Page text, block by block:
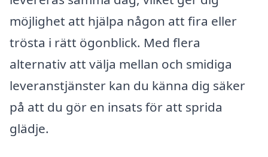
möjlighet att hjälpa någon att fira eller
trösta i rätt ögonblick. Med flera
alternativ att välja mellan och smidiga
leveranstjänster kan du känna dig säker
på att du gör en insats för att sprida
glädje.